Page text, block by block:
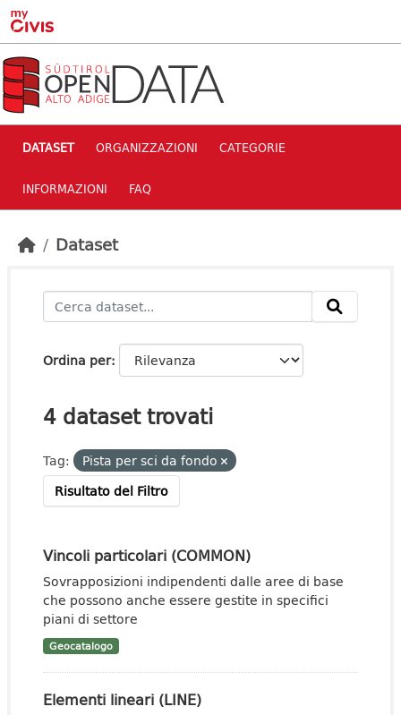
Skip to main content
DATASET ORGANIZZAZIONI CATEGORIE
INFORMAZIONI FAQ
Dataset
Ordina per
4 dataset trovati
Tag:
Pista per sci da fondo
Risultato del Filtro
Vincoli particolari (COMMON)
Sovrapposizioni indipendenti dalle aree di base
che possono anche essere gestite in specifici
piani di settore
Geocatalogo
Elementi lineari (LINE)